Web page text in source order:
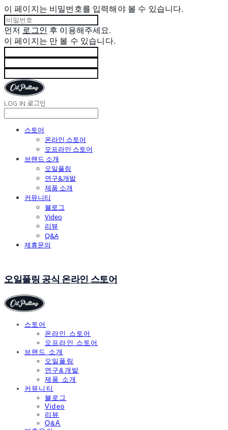
이 페이지는 비밀번호를 입력해야 볼 수 있습니다.
먼저 로그인 후 이용해주세요.
이 페이지는 만 볼 수 있습니다.
LOG IN 로그인
스토어
온라인 스토어
오프라인 스토어
브랜드 소개
오일풀링
연구&개발
제품 소개
커뮤니티
블로그
Video
리뷰
Q&A
제휴문의
오일풀링 공식 온라인 스토어
스토어
온라인 스토어
오프라인 스토어
브랜드 소개
오일풀링
연구&개발
제품 소개
커뮤니티
블로그
Video
리뷰
Q&A